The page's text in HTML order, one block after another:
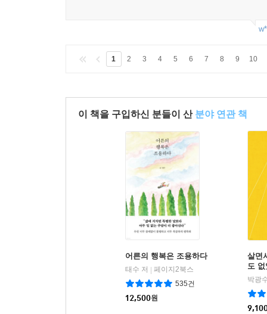
1 2 3 4 5 6 7 8 9 10
이 책을 구입하신 분들이 산 분야 연관 책
어른의 행복은 조용하다
태수 저 | 페이지2북스
535건
12,500원
살면
도
박광